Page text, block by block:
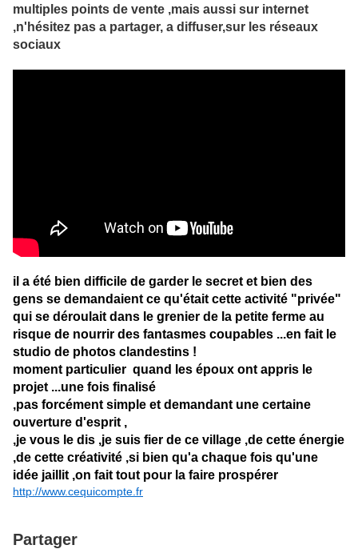
multiples points de vente ,mais aussi sur internet
,n'hésitez pas a partager, a diffuser,sur les réseaux
sociaux
il a été bien difficile de garder le secret et bien des
gens se demandaient ce qu'était cette activité "privée"
qui se déroulait dans le grenier de la petite ferme au
risque de nourrir des fantasmes coupables ...en fait le
studio de photos clandestins !
moment particulier quand les époux ont appris le
projet ...une fois finalisé
,pas forcément simple et demandant une certaine
ouverture d'esprit ,
,je vous le dis ,je suis fier de ce village ,de cette énergie
,de cette créativité ,si bien qu'a chaque fois qu'une
idée jaillit ,on fait tout pour la faire prospérer
http://www.cequicompte.fr
Partager